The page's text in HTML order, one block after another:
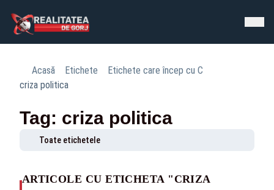
Acasă Etichete
Etichete care încep cu C
criza politica
Tag: criza politica
Toate etichetele
ARTICOLE CU ETICHETA "CRIZA